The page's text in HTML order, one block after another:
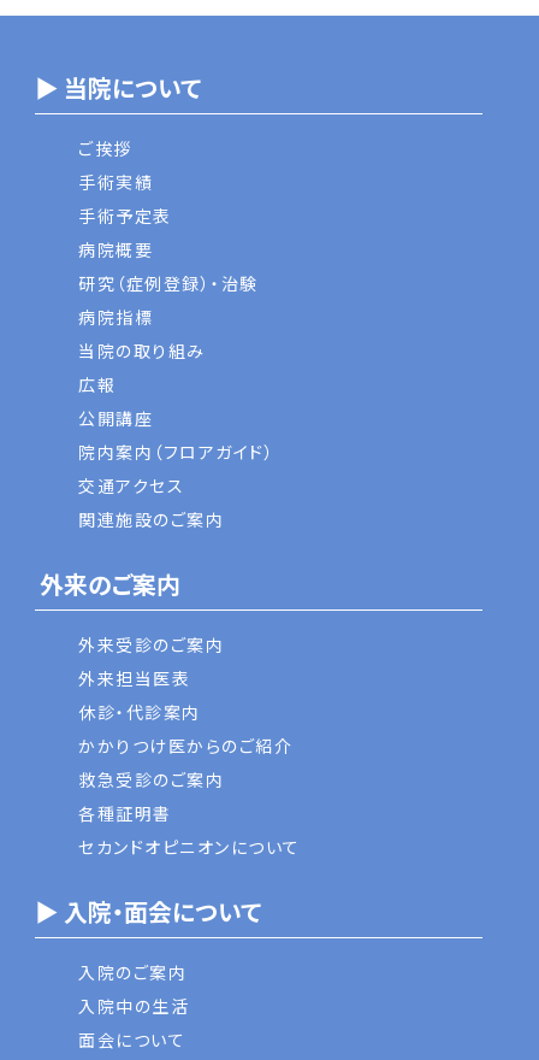
▶ 当院について
ご挨拶
手術実績
手術予定表
病院概要
研究（症例登録）・治験
病院指標
当院の取り組み
広報
公開講座
院内案内（フロアガイド）
交通アクセス
関連施設のご案内
外来のご案内
外来受診のご案内
外来担当医表
休診・代診案内
かかりつけ医からのご紹介
救急受診のご案内
各種証明書
セカンドオピニオンについて
▶ 入院・面会について
入院のご案内
入院中の生活
面会について